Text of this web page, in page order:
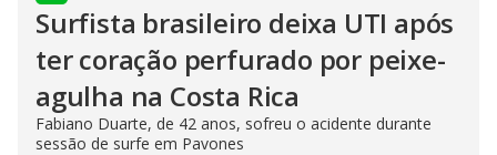
Surfista brasileiro deixa UTI após
ter coração perfurado por peixe-
agulha na Costa Rica
Fabiano Duarte, de 42 anos, sofreu o acidente durante
sessão de surfe em Pavones